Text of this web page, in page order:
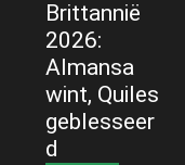
Brittannië
2026:
Almansa
wint, Quiles
geblesseer
d